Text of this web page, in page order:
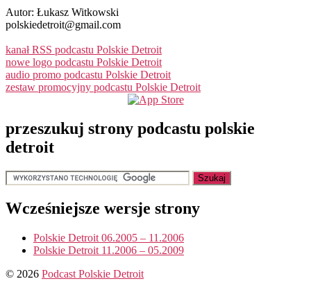
Autor: Łukasz Witkowski
polskiedetroit@gmail.com
kanał RSS podcastu Polskie Detroit
nowe logo podcastu Polskie Detroit
audio promo podcastu Polskie Detroit
zestaw promocyjny podcastu Polskie Detroit
przeszukuj strony podcastu polskie
detroit
Wcześniejsze wersje strony
Polskie Detroit 06.2005 – 11.2006
Polskie Detroit 11.2006 – 05.2009
© 2026 Podcast Polskie Detroit